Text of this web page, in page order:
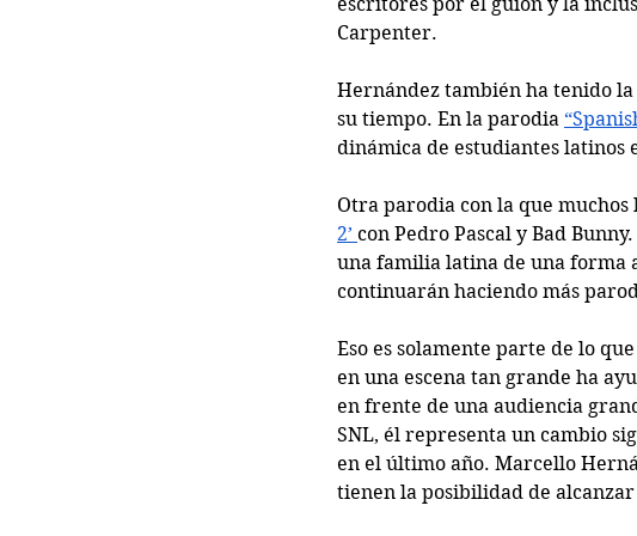
Carpenter.
Hernández también ha tenido
su tiempo. En la parodia
dinámica de estudiantes latinos
Otra parodia con la que
2’ con Pedro Pascal y Bad
una familia latina de una forma
continuarán haciendo más
Eso es solamente parte de lo
en una escena tan grande ha
en frente de una audiencia
SNL, él representa un cambio
en el último año. Marcello
tienen la posibilidad de